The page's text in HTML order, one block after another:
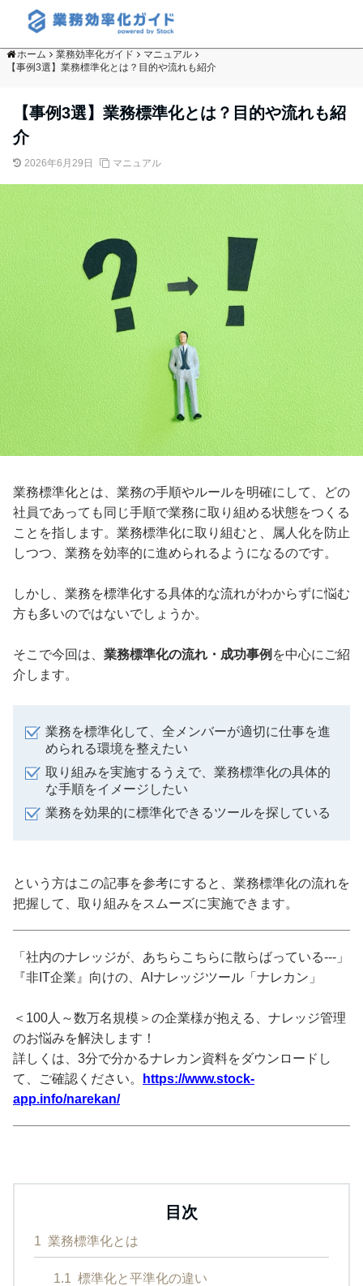
ホーム 業務効率化ガイド
マニュアル
【事例3選】業務標準化とは？目的や流れも紹介
【事例3選】業務標準化とは？目的や流れも紹
介
2026年6月29日 マニュアル
業務標準化とは、業務の手順やルールを明確にして、どの
社員であっても同じ手順で業務に取り組める状態をつくる
ことを指します。業務標準化に取り組むと、属人化を防止
しつつ、業務を効率的に進められるようになるのです。
しかし、業務を標準化する具体的な流れがわからずに悩む
方も多いのではないでしょうか。
そこで今回は、 業務標準化の流れ・成功事例 を中心にご紹
介します。
業務を標準化して、全メンバーが適切に仕事を進
められる環境を整えたい
取り組みを実施するうえで、業務標準化の具体的
な手順をイメージしたい
業務を効果的に標準化できるツールを探している
という方はこの記事を参考にすると、業務標準化の流れを
把握して、取り組みをスムーズに実施できます。
「社内のナレッジが、あちらこちらに散らばっている---」
『非IT企業』向けの、AIナレッジツール「ナレカン」
＜100人～数万名規模＞の企業様が抱える、ナレッジ管理
のお悩みを解決します！
詳しくは、3分で分かるナレカン資料をダウンロードし
て、ご確認ください。
https://www.stock-
app.info/narekan/
目次
1 業務標準化とは
1.1 標準化と平準化の違い